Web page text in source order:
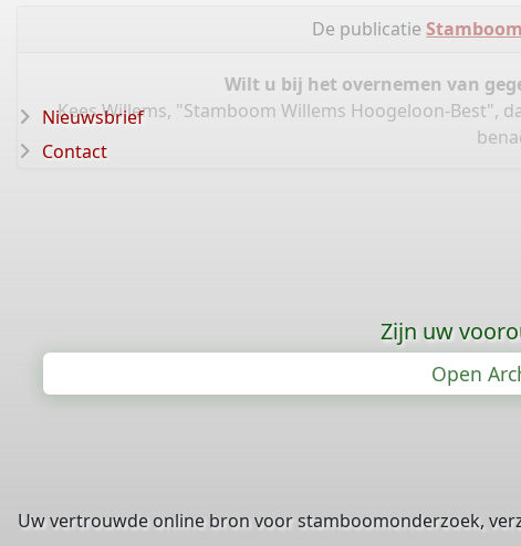
De publicatie
Wilt u bij het overnemen van
Kees Willems, "Stamboom Willems Hoogeloon-Best",
Nieuwsbrief
Contact
Zijn uw
Open
Uw vertrouwde online bron voor stamboomonderzoek,